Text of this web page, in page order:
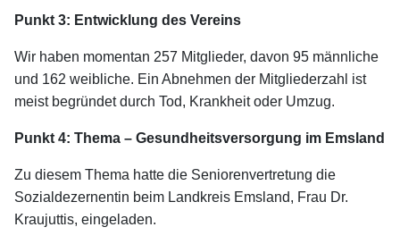
Punkt 3: Entwicklung des Vereins
Wir haben momentan 257 Mitglieder, davon 95 männliche
und 162 weibliche. Ein Abnehmen der Mitgliederzahl ist
meist begründet durch Tod, Krankheit oder Umzug.
Punkt 4: Thema – Gesundheitsversorgung im Emsland
Zu diesem Thema hatte die Seniorenvertretung die
Sozialdezernentin beim Landkreis Emsland, Frau Dr.
Kraujuttis, eingeladen.